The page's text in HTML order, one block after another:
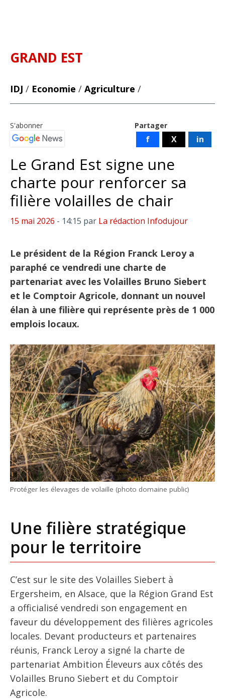
GRAND EST
IDJ / Economie / Agriculture /
Partager
f X in
S'abonner
Le Grand Est signe une
charte pour renforcer sa
filière volailles de chair
15 mai 2026 - 14:15 par La rédaction Infodujour
Le président de la Région Franck Leroy a
paraphé ce vendredi une charte de
partenariat avec les Volailles Bruno Siebert
et le Comptoir Agricole, donnant un nouvel
élan à une filière qui représente près de 1 000
emplois locaux.
Protéger les élevages de volaille (photo domaine public)
Une filière stratégique
pour le territoire
C’est sur le site des Volailles Siebert à
Ergersheim, en Alsace, que la Région Grand Est
a officialisé vendredi son engagement en
faveur du développement des filières agricoles
locales. Devant producteurs et partenaires
réunis, Franck Leroy a signé la charte de
partenariat Ambition Éleveurs aux côtés des
Volailles Bruno Siebert et du Comptoir
Agricole.